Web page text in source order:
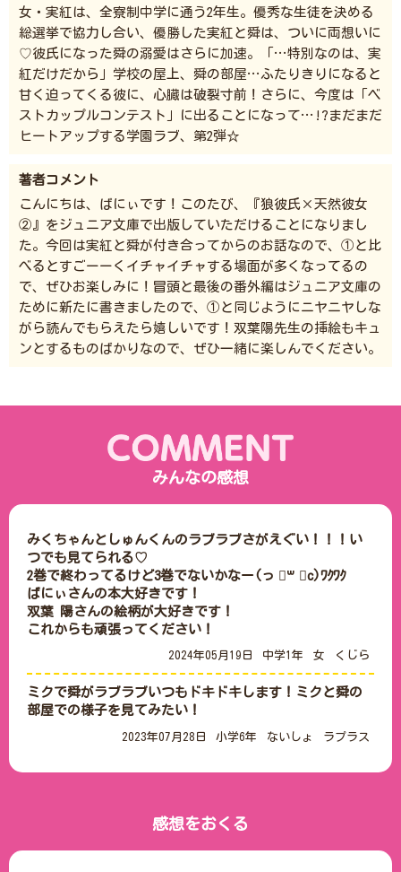
女・実紅は、全寮制中学に通う2年生。優秀な生徒を決める
総選挙で協力し合い、優勝した実紅と舜は、ついに両想いに
♡彼氏になった舜の溺愛はさらに加速。「…特別なのは、実
紅だけだから」学校の屋上、舜の部屋…ふたりきりになると
甘く迫ってくる彼に、心臓は破裂寸前！さらに、今度は「ベ
ストカップルコンテスト」に出ることになって…!?まだまだ
ヒートアップする学園ラブ、第2弾☆
著者コメント
こんにちは、ばにぃです！このたび、『狼彼氏×天然彼女
②』をジュニア文庫で出版していただけることになりまし
た。今回は実紅と舜が付き合ってからのお話なので、①と比
べるとすごーーくイチャイチャする場面が多くなってるの
で、ぜひお楽しみに！冒頭と最後の番外編はジュニア文庫の
ために新たに書きましたので、①と同じようにニヤニヤしな
がら読んでもらえたら嬉しいです！双葉陽先生の挿絵もキュ
ンとするものばかりなので、ぜひ一緒に楽しんでください。
みんなの感想
みくちゃんとしゅんくんのラブラブさがえぐい！！！い
つでも見てられる♡
2巻で終わってるけど3巻でないかなー(っ ॑꒳ ॑c)ﾜｸﾜｸ
ばにぃさんの本大好きです！
双葉 陽さんの絵柄が大好きです！
2024年05月19日 中学1年 女 くじら
ミクで舜がラブラブいつもドキドキします！ミクと舜の
部屋での様子を見てみたい！
2023年07月28日 小学6年 ないしょ ラプラス
感想をおくる